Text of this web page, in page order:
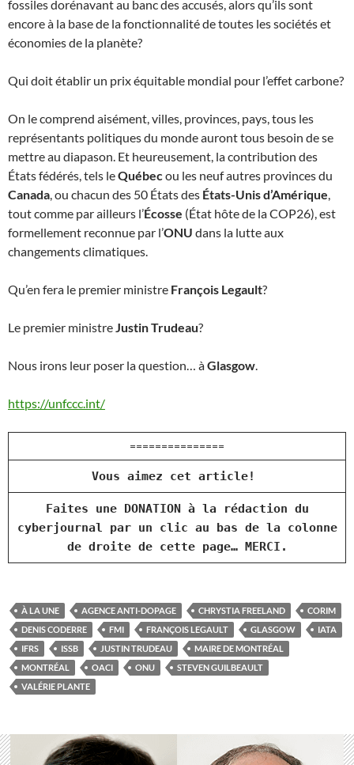
fossiles dorénavant au banc des accusés, alors qu’ils sont
encore à la base de la fonctionnalité de toutes les sociétés et
économies de la planète?
Qui doit établir un prix équitable mondial pour l’effet carbone?
On le comprend aisément, villes, provinces, pays, tous les
représentants politiques du monde auront tous besoin de se
mettre au diapason. Et heureusement, la contribution des
États fédérés, tels leQuébecou les neuf autres provinces du
Canada, ou chacun des 50 États des États-Unis d’Amérique,
tout comme par ailleurs l’Écosse (État hôte de la COP26), est
formellement reconnue par l’ONU dans la lutte aux
changements climatiques.
Qu’en fera le premier ministre François Legault?
Le premier ministreJustin Trudeau?
Nous irons leur poser la question… àGlasgow.
https://unfccc.int/
===============
Vous aimez cet article!
Faites une DONATION à la rédaction du
cyberjournal par un clic au bas de la colonne
de droite de cette page… MERCI.
À LA UNE AGENCE ANTI-DOPAGE CHRYSTIA FREELAND
CORIM
DENIS CODERRE
FMI FRANÇOIS LEGAULT GLASGOW
IATA
IFRS
ISSB JUSTIN TRUDEAU
MAIRE DE MONTRÉAL
MONTRÉAL
OACI ONU
STEVEN GUILBEAULT
VALÉRIE PLANTE